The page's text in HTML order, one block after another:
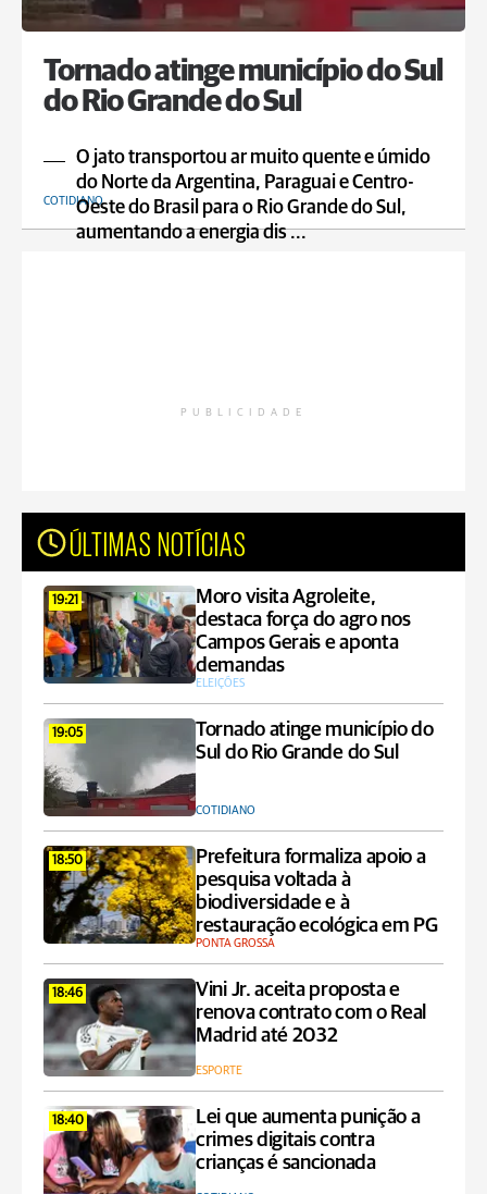
Tornado atinge município do Sul
do Rio Grande do Sul
O jato transportou ar muito quente e úmido
do Norte da Argentina, Paraguai e Centro-
Oeste do Brasil para o Rio Grande do Sul,
aumentando a energia dis ...
COTIDIANO
PUBLICIDADE
ÚLTIMAS NOTÍCIAS
19:21
Moro visita Agroleite,
destaca força do agro nos
Campos Gerais e aponta
demandas
ELEIÇÕES
19:05
Tornado atinge município do
Sul do Rio Grande do Sul
COTIDIANO
18:50
Prefeitura formaliza apoio a
pesquisa voltada à
biodiversidade e à
restauração ecológica em PG
PONTA GROSSA
18:46
Vini Jr. aceita proposta e
renova contrato com o Real
Madrid até 2032
ESPORTE
18:40
Lei que aumenta punição a
crimes digitais contra
crianças é sancionada